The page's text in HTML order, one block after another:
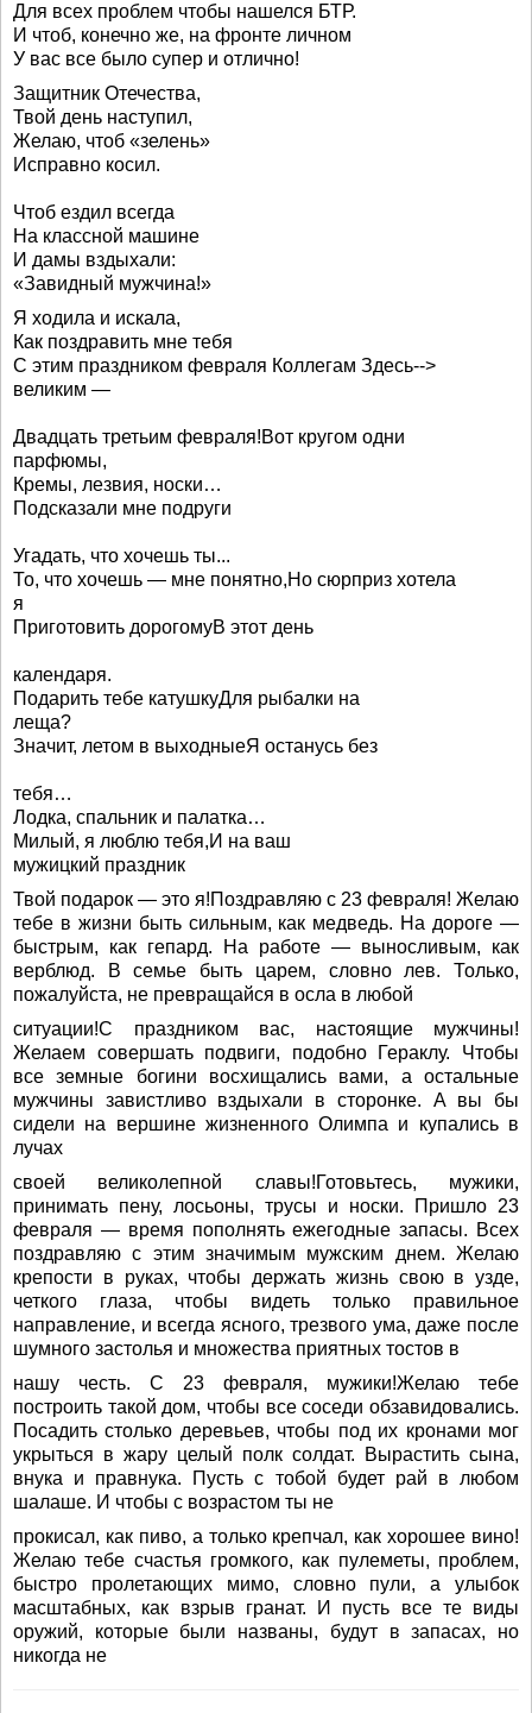
Для всех проблем чтобы нашелся БТР.
И чтоб, конечно же, на фронте личном
У вас все было супер и отлично!
Защитник Отечества,
Твой день наступил,
Желаю, чтоб «зелень»
Исправно косил.
Чтоб ездил всегда
На классной машине
И дамы вздыхали:
«Завидный мужчина!»
Я ходила и искала,
Как поздравить мне тебя
С этим праздником февраля Коллегам Здесь-->
великим —
Двадцать третьим февраля!Вот кругом одни
парфюмы,
Кремы, лезвия, носки…
Подсказали мне подруги
Угадать, что хочешь ты...
То, что хочешь — мне понятно,Но сюрприз хотела
я
Приготовить дорогомуВ этот день
календаря.
Подарить тебе катушкуДля рыбалки на
леща?
Значит, летом в выходныеЯ останусь без
тебя…
Лодка, спальник и палатка…
Милый, я люблю тебя,И на ваш
мужицкий праздник
Твой подарок — это я!Поздравляю с 23 февраля! Желаю
тебе в жизни быть сильным, как медведь. На дороге —
быстрым, как гепард. На работе — выносливым, как
верблюд. В семье быть царем, словно лев. Только,
пожалуйста, не превращайся в осла в любой
ситуации!С праздником вас, настоящие мужчины!
Желаем совершать подвиги, подобно Гераклу. Чтобы
все земные богини восхищались вами, а остальные
мужчины завистливо вздыхали в сторонке. А вы бы
сидели на вершине жизненного Олимпа и купались в
лучах
своей великолепной славы!Готовьтесь, мужики,
принимать пену, лосьоны, трусы и носки. Пришло 23
февраля — время пополнять ежегодные запасы. Всех
поздравляю с этим значимым мужским днем. Желаю
крепости в руках, чтобы держать жизнь свою в узде,
четкого глаза, чтобы видеть только правильное
направление, и всегда ясного, трезвого ума, даже после
шумного застолья и множества приятных тостов в
нашу честь. С 23 февраля, мужики!Желаю тебе
построить такой дом, чтобы все соседи обзавидовались.
Посадить столько деревьев, чтобы под их кронами мог
укрыться в жару целый полк солдат. Вырастить сына,
внука и правнука. Пусть с тобой будет рай в любом
шалаше. И чтобы с возрастом ты не
прокисал, как пиво, а только крепчал, как хорошее вино!
Желаю тебе счастья громкого, как пулеметы, проблем,
быстро пролетающих мимо, словно пули, а улыбок
масштабных, как взрыв гранат. И пусть все те виды
оружий, которые были названы, будут в запасах, но
никогда не